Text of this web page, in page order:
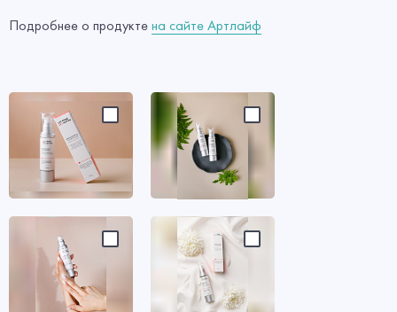
Подробнее о продуктена сайте Артлайф